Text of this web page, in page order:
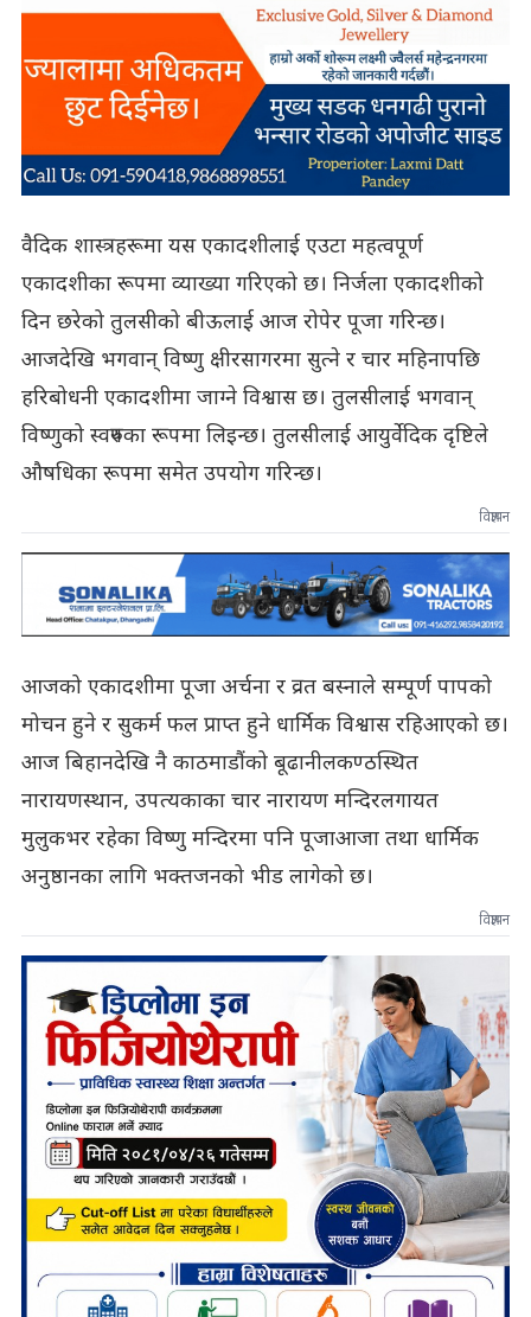
वैदिक शास्त्रहरूमा यस एकादशीलाई एउटा महत्वपूर्ण
एकादशीका रूपमा व्याख्या गरिएको छ। निर्जला एकादशीको
दिन छरेको तुलसीको बीऊलाई आज रोपेर पूजा गरिन्छ।
आजदेखि भगवान् विष्णु क्षीरसागरमा सुत्ने र चार महिनापछि
हरिबोधनी एकादशीमा जाग्ने विश्वास छ। तुलसीलाई भगवान्
विष्णुको स्वरुपका रूपमा लिइन्छ। तुलसीलाई आयुर्वेदिक दृष्टिले
औषधिका रूपमा समेत उपयोग गरिन्छ।
विज्ञापन
आजको एकादशीमा पूजा अर्चना र व्रत बस्नाले सम्पूर्ण पापको
मोचन हुने र सुकर्म फल प्राप्त हुने धार्मिक विश्वास रहिआएको छ।
आज बिहानदेखि नै काठमाडौंको बूढानीलकण्ठस्थित
नारायणस्थान, उपत्यकाका चार नारायण मन्दिरलगायत
मुलुकभर रहेका विष्णु मन्दिरमा पनि पूजाआजा तथा धार्मिक
अनुष्ठानका लागि भक्तजनको भीड लागेको छ।
विज्ञापन